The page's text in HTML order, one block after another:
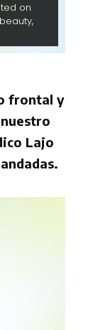
on
frontal y
Lajo